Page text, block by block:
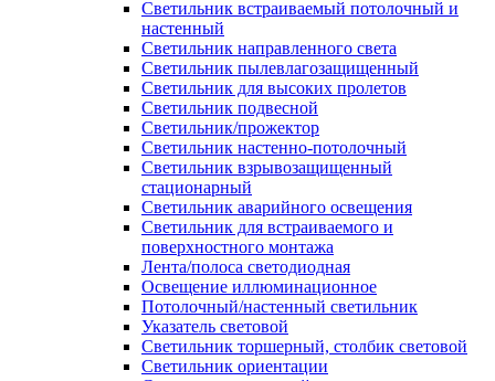
Светильник встраиваемый потолочный и
настенный
Светильник направленного света
Светильник пылевлагозащищенный
Светильник для высоких пролетов
Светильник подвесной
Светильник/прожектор
Светильник настенно-потолочный
Светильник взрывозащищенный
стационарный
Светильник аварийного освещения
Светильник для встраиваемого и
поверхностного монтажа
Лента/полоса светодиодная
Освещение иллюминационное
Потолочный/настенный светильник
Указатель световой
Светильник торшерный, столбик световой
Светильник ориентации